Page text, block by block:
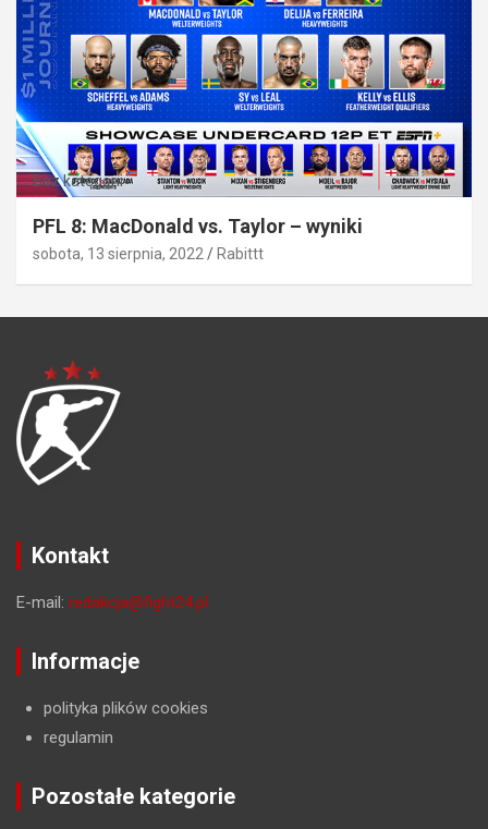
Bez kategorii
PFL 8: MacDonald vs. Taylor – wyniki
sobota, 13 sierpnia, 2022 Rabittt
Kontakt
E-mail: redakcja@fight24.pl
Informacje
polityka plików cookies
regulamin
Pozostałe kategorie